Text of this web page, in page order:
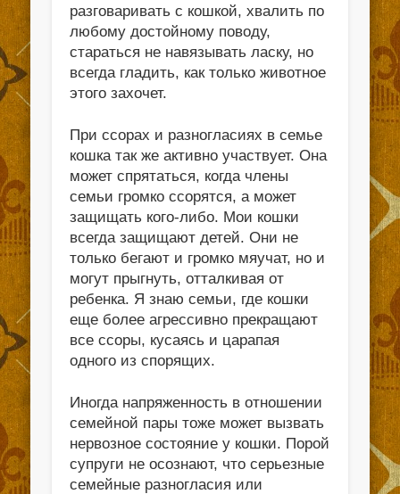
разговаривать с кошкой, хвалить по
любому достойному поводу,
стараться не навязывать ласку, но
всегда гладить, как только животное
этого захочет.
При ссорах и разногласиях в семье
кошка так же активно участвует. Она
может спрятаться, когда члены
семьи громко ссорятся, а может
защищать кого-либо. Мои кошки
всегда защищают детей. Они не
только бегают и громко мяучат, но и
могут прыгнуть, отталкивая от
ребенка. Я знаю семьи, где кошки
еще более агрессивно прекращают
все ссоры, кусаясь и царапая
одного из спорящих.
Иногда напряженность в отношении
семейной пары тоже может вызвать
нервозное состояние у кошки. Порой
супруги не осознают, что серьезные
семейные разногласия или